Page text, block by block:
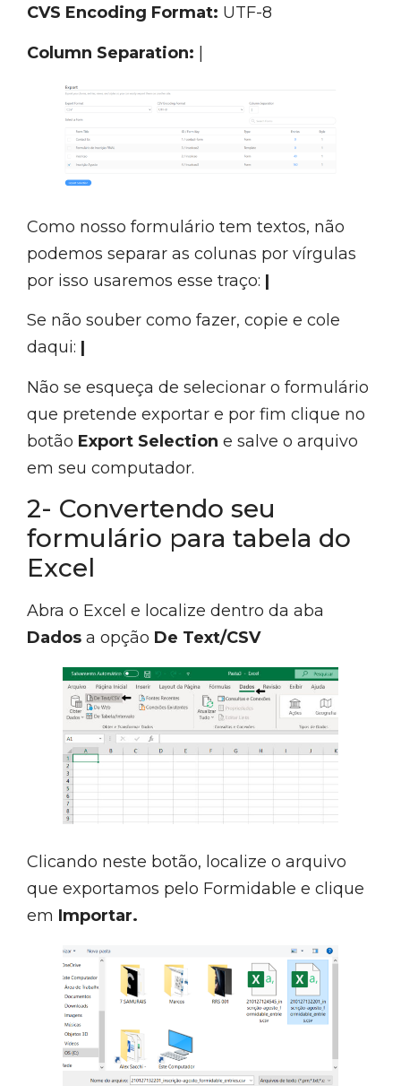
CVS Encoding Format: UTF-8
Column Separation:
Como nosso formulário tem textos, não
podemos separar as colunas por vírgulas
por isso usaremos esse traço: |
Se não souber como fazer, copie e cole
daqui: |
Não se esqueça de selecionar o formulário
que pretende exportar e por fim clique no
botão Export Selection e salve o arquivo
em seu computador.
2- Convertendo seu
formulário para tabela do
Excel
Abra o Excel e localize dentro da aba
Dados a opção De Text/CSV
Clicando neste botão, localize o arquivo
que exportamos pelo Formidable e clique
em Importar.